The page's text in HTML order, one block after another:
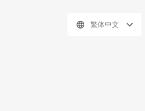
繁体中文